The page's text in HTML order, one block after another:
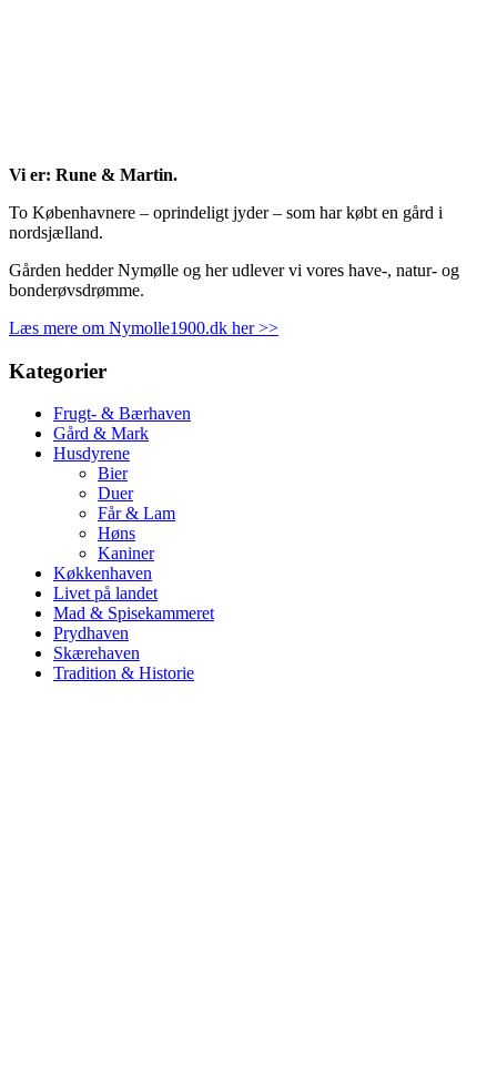
Vi er: Rune & Martin.
To Københavnere – oprindeligt jyder – som har købt en gård i
nordsjælland.
Gården hedder Nymølle og her udlever vi vores have-, natur- og
bonderøvsdrømme.
Læs mere om Nymolle1900.dk her >>
Kategorier
Frugt- & Bærhaven
Gård & Mark
Husdyrene
Bier
Duer
Får & Lam
Høns
Kaniner
Køkkenhaven
Livet på landet
Mad & Spisekammeret
Prydhaven
Skærehaven
Tradition & Historie